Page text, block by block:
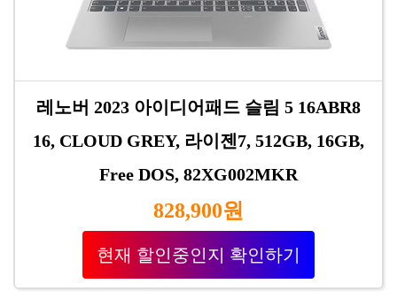
레노버 2023 아이디어패드 슬림 5 16ABR8
16, CLOUD GREY, 라이젠7, 512GB, 16GB,
Free DOS, 82XG002MKR
828,900원
현재 할인중인지 확인하기